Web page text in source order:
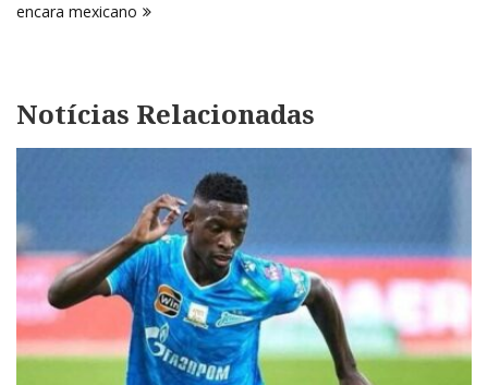
encara mexicano
Notícias Relacionadas